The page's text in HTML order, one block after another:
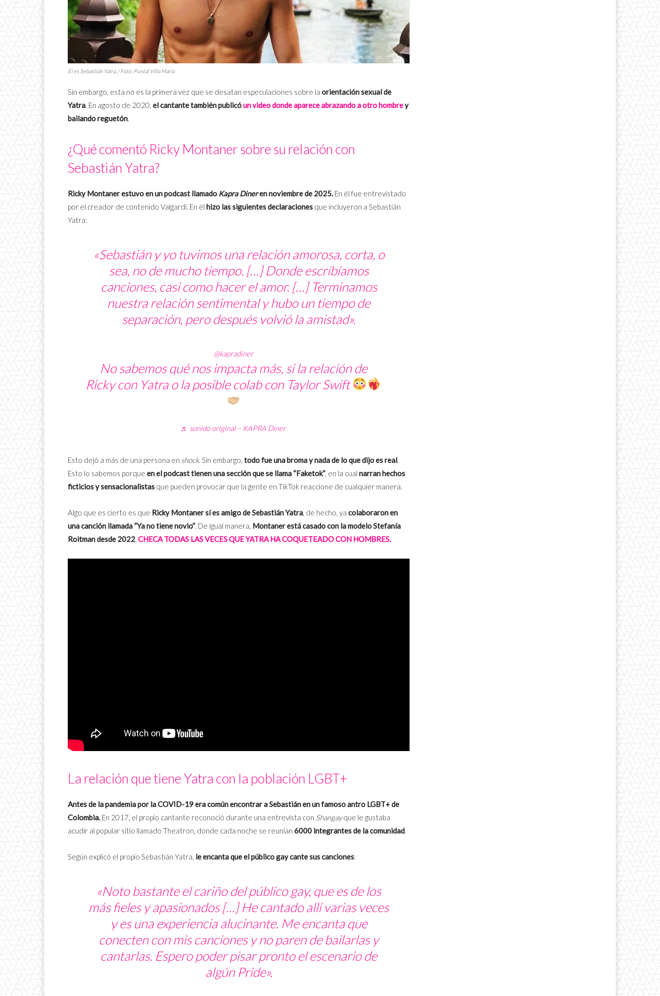
Él es Sebastián Yatra. / Foto: Puntal Villa María
Sin embargo, esta no es la primera vez que se desatan especulaciones sobre la orientación sexual de
Yatra. En agosto de 2020, el cantante también publicóun video donde aparece abrazando a otro hombrey
bailando reguetón.
¿Qué comentó Ricky Montaner sobre su relación con
Sebastián Yatra?
Ricky Montaner estuvo en un podcast llamado Kapra Dineren noviembre de 2025. En él fue entrevistado
por el creador de contenido Valgardi. En él hizo las siguientes declaraciones que incluyeron a Sebastián
Yatra:
«Sebastián y yo tuvimos una relación amorosa, corta, o
sea, no de mucho tiempo. […] Donde escribíamos
canciones, casi como hacer el amor. […] Terminamos
nuestra relación sentimental y hubo un tiempo de
separación, pero después volvió la amistad».
@kapradiner
No sabemos qué nos impacta más, si la relación de
Ricky con Yatra o la posible colab con Taylor Swift
♬ sonido original – KAPRA Diner
Esto dejó a más de una persona en shock. Sin embargo, todo fue una broma y nada de lo que dijo es real.
Esto lo sabemos porque en el podcast tienen una sección que se llama “Faketok”, en la cual narran hechos
ficticios y sensacionalistas que pueden provocar que la gente en TikTok reaccione de cualquier manera.
Algo que es cierto es que Ricky Montaner sí es amigo de Sebastián Yatra, de hecho, ya colaboraron en
una canción llamada “Ya no tiene novio”. De igual manera, Montaner está casado con la modelo Stefanía
Roitman desde 2022. CHECA TODAS LAS VECES QUE YATRA HA COQUETEADO CON HOMBRES.
La relación que tiene Yatra con la población LGBT+
Antes de la pandemia por la COVID-19 era común encontrar a Sebastián en un famoso antro LGBT+ de
Colombia. En 2017, el propio cantante reconoció durante una entrevista con Shangayque le gustaba
acudir al popular sitio llamado Theatron, donde cada noche se reunían 6000 integrantes de la comunidad.
Según explicó el propio Sebastián Yatra, le encanta que el público gay cante sus canciones:
«Noto bastante el cariño del público gay, que es de los
más fieles y apasionados […] He cantado allí varias veces
y es una experiencia alucinante. Me encanta que
conecten con mis canciones y no paren de bailarlas y
cantarlas. Espero poder pisar pronto el escenario de
algún Pride».